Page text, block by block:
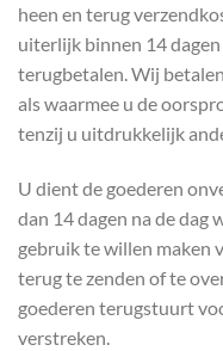
heen en terug
uiterlijk binnen 14
terugbetalen. Wij
als waarmee u de
tenzij u uitdrukkelijk
U dient de goederen
dan 14 dagen na de dag
gebruik te willen maken
terug te zenden of te
goederen terugstuurt
verstreken.